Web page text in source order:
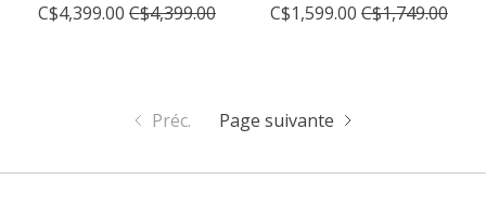
C$4,399.00 C$4,399.00
C$1,599.00 C$1,749.00
Préc. Page suivante